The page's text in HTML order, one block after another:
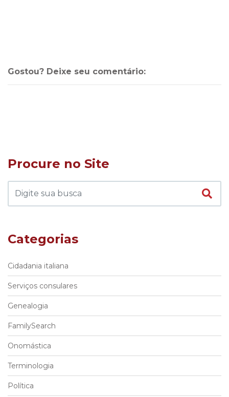
Gostou? Deixe seu comentário:
Procure no Site
Categorias
Cidadania italiana
Serviços consulares
Genealogia
FamilySearch
Onomástica
Terminologia
Política